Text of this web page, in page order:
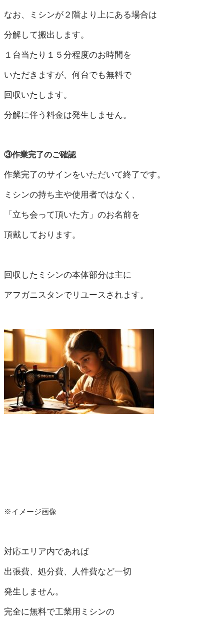
なお、ミシンが２階より上にある場合は
分解して搬出します。
１台当たり１５分程度のお時間を
いただきますが、何台でも無料で
回収いたします。
分解に伴う料金は発生しません。
③作業完了のご確認
作業完了のサインをいただいて終了です。
ミシンの持ち主や使用者ではなく、
「立ち会って頂いた方」のお名前を
頂戴しております。
回収したミシンの本体部分は主に
アフガニスタンでリユースされます。
※イメージ画像
対応エリア内であれば
出張費、 処分費、人件費など一切
発生しません。
完全に無料で工業用ミシンの